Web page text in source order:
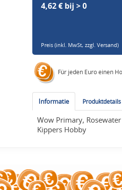
4,62 € bij > 0
Preis (inkl. MwSt,zzgl. Versand)
Für jeden Euro einen
Informatie Produktdetails
Wow Primary,
Kippers Hobby